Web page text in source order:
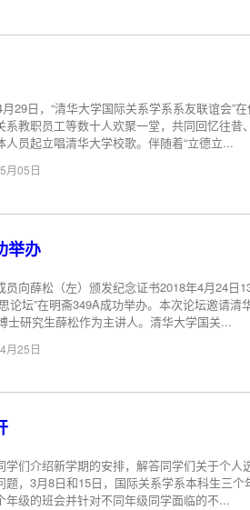
29日，“清华大学国际关系学系系友联谊会”
系教职员工等数十人欢聚一堂，共同回忆往昔
人员起立唱清华大学校歌。伴随着“立德立...
月05日
举办
员向薛松（左）颁发纪念证书2018年4月24日
论坛”在明斋349A成功举办。本次论坛邀请
士研究生薛松作为主讲人。清华大学国关...
月25日
学们介绍新学期的安排，解答同学们关于个
题，3月8日和15日，国际关系学系本科生三
年级的班会并针对不同年级同学面临的不...